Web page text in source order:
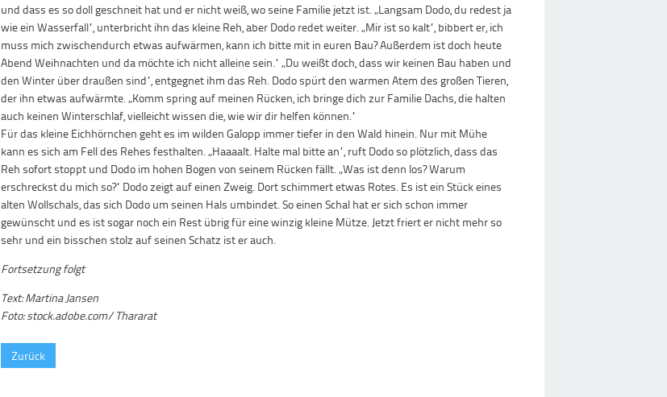
und dass es so doll geschneit hat und er nicht weiß, wo seine Familie jetzt ist. „Langsam Dodo, du redest ja
wie ein Wasserfall“, unterbricht ihn das kleine Reh, aber Dodo redet weiter. „Mir ist so kalt“, bibbert er, ich
muss mich zwischendurch etwas aufwärmen, kann ich bitte mit in euren Bau? Außerdem ist doch heute
Abend Weihnachten und da möchte ich nicht alleine sein.“ „Du weißt doch, dass wir keinen Bau haben und
den Winter über draußen sind“, entgegnet ihm das Reh. Dodo spürt den warmen Atem des großen Tieren,
der ihn etwas aufwärmte. „Komm spring auf meinen Rücken, ich bringe dich zur Familie Dachs, die halten
auch keinen Winterschlaf, vielleicht wissen die, wie wir dir helfen können.“
Für das kleine Eichhörnchen geht es im wilden Galopp immer tiefer in den Wald hinein. Nur mit Mühe
kann es sich am Fell des Rehes festhalten. „Haaaalt. Halte mal bitte an“, ruft Dodo so plötzlich, dass das
Reh sofort stoppt und Dodo im hohen Bogen von seinem Rücken fällt. „Was ist denn los? Warum
erschreckst du mich so?“ Dodo zeigt auf einen Zweig. Dort schimmert etwas Rotes. Es ist ein Stück eines
alten Wollschals, das sich Dodo um seinen Hals umbindet. So einen Schal hat er sich schon immer
gewünscht und es ist sogar noch ein Rest übrig für eine winzig kleine Mütze. Jetzt friert er nicht mehr so
sehr und ein bisschen stolz auf seinen Schatz ist er auch.
Fortsetzung folgt
Text: Martina Jansen
Foto: stock.adobe.com/ Thararat
Zurück